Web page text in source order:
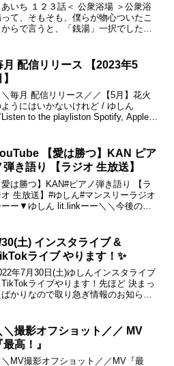
あいち １２３話＜ 公衆浴場 ＞公衆浴
て、そもそも、僕らが物心ついたこ
からで言うと、「銭湯」一択でしたよ
けんっこぉうっ・・ラ～ンドッ♪・・
かもか・・。そう...
月 配信リリース 【2023年5
＼毎月 配信リリース／／【5月】花火
うにはいかないけれど / ゆしん
to the playliston Spotify, Apple
【愛は勝つ】KAN ピア
弾き語り 【ラジオ 生放送】
愛は勝つ】KAN#ピアノ弾き語り 【ラ
オ 生放送】#ゆしん#マンスリーラジオ
ーー▼ゆしん lit.linkーー＼＼今後のス
？ラジオ◆毎月第1...
土) インスタライブ &
ライブ やります！✨
年7月30日(土)ゆしんインスタライブ
ライブやります！先ほど 決まっ
ばかりなので取り急ぎ情報のお知らせ
30(土) 11:0...
＼撮影オフショット／／ MV
最高！』
＼MV撮影オフショット／／MV『最